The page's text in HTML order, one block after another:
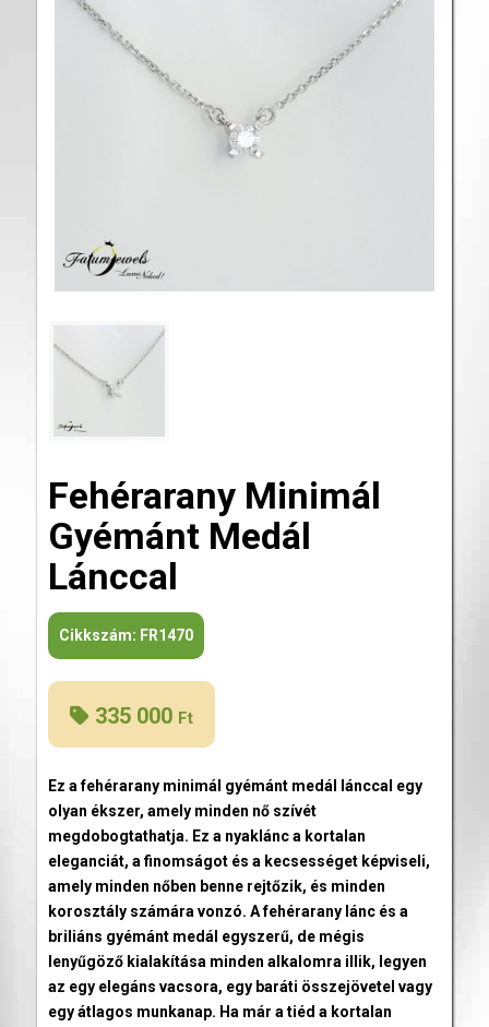
Fehérarany Minimál
Gyémánt Medál
Lánccal
Cikkszám: FR1470
335 000 Ft
Ez a fehérarany minimál gyémánt medál lánccal egy
olyan ékszer, amely minden nő szívét
megdobogtathatja. Ez a nyaklánc a kortalan
eleganciát, a finomságot és a kecsességet képviseli,
amely minden nőben benne rejtőzik, és minden
korosztály számára vonzó. A fehérarany lánc és a
briliáns gyémánt medál egyszerű, de mégis
lenyűgöző kialakítása minden alkalomra illik, legyen
az egy elegáns vacsora, egy baráti összejövetel vagy
egy átlagos munkanap. Ha már a tiéd a kortalan